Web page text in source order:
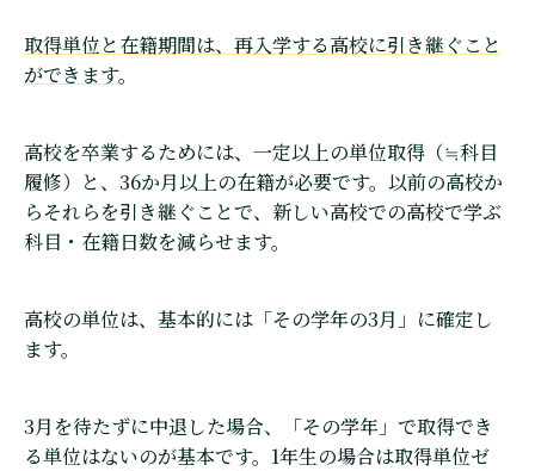
取得単位と在籍期間は、再入学する高校に引き継ぐこと
ができます。
高校を卒業するためには、一定以上の単位取得（≒科目
履修）と、36か月以上の在籍が必要です。以前の高校か
らそれらを引き継ぐことで、新しい高校での高校で学ぶ
科目・在籍日数を減らせます。
高校の単位は、基本的には「その学年の3月」に確定し
ます。
3月を待たずに中退した場合、「その学年」で取得でき
る単位はないのが基本です。1年生の場合は取得単位ゼ